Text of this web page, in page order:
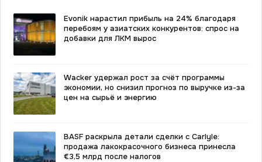
Evonik нарастил прибыль на 24% благодаря
перебоям у азиатских конкурентов: спрос на
добавки для ЛКМ вырос
Wacker удержал рост за счёт программы
экономии, но снизил прогноз по выручке из-за
цен на сырьё и энергию
BASF раскрыла детали сделки с Carlyle:
продажа лакокрасочного бизнеса принесла
€3,5 млрд после налогов